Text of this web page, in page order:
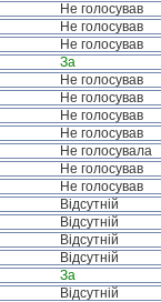
Не голосував
Не голосував
Не голосував
За
Не голосував
Не голосував
Не голосував
Не голосував
Не голосувала
Не голосував
Не голосував
Відсутній
Відсутній
Відсутній
Відсутній
За
Відсутній